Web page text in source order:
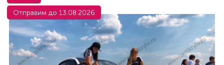
Отправим до 13.08.2026